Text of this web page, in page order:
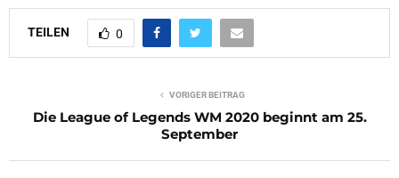
TEILEN 0
VORIGER BEITRAG
Die League of Legends WM 2020 beginnt am 25.
September